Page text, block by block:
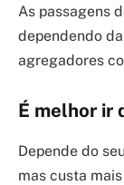
As passagens
dependendo
agregadores
É melhor ir
Depende do
mas custa